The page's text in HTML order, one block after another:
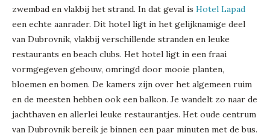
zwembad en vlakbij het strand. In dat geval is Hotel Lapad
een echte aanrader. Dit hotel ligt in het gelijknamige deel
van Dubrovnik, vlakbij verschillende stranden en leuke
restaurants en beach clubs. Het hotel ligt in een fraai
vormgegeven gebouw, omringd door mooie planten,
bloemen en bomen. De kamers zijn over het algemeen ruim
en de meesten hebben ook een balkon. Je wandelt zo naar de
jachthaven en allerlei leuke restaurantjes. Het oude centrum
van Dubrovnik bereik je binnen een paar minuten met de bus.